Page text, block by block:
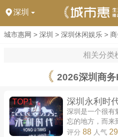
深圳
城市惠网 > 深圳 > 深圳休闲娱乐 >
相关分类
2026深圳商
TOP1 深圳永利时
深圳是一个很有
忘的地方，而来
领，找不到好玩
评分 88 人气